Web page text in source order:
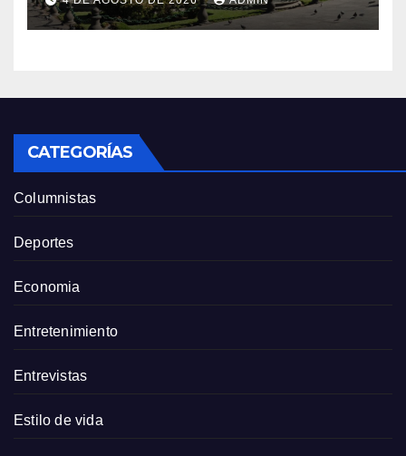
CATEGORÍAS
Columnistas
Deportes
Economia
Entretenimiento
Entrevistas
Estilo de vida